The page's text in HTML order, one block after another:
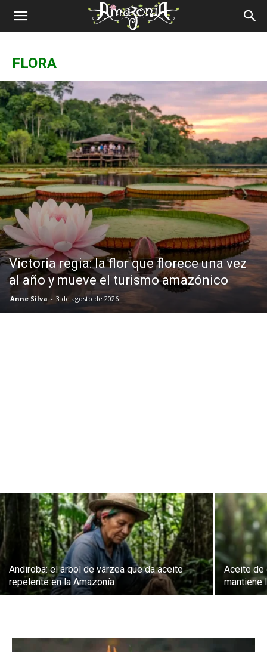
Revista
FLORA
Victoria regia: la flor que florece una vez
al año y mueve el turismo amazónico
Anne Silva - 3 de agosto de 2026
Andiroba: el árbol de várzea que da aceite
repelente en la Amazonía
Aceite de
mantiene